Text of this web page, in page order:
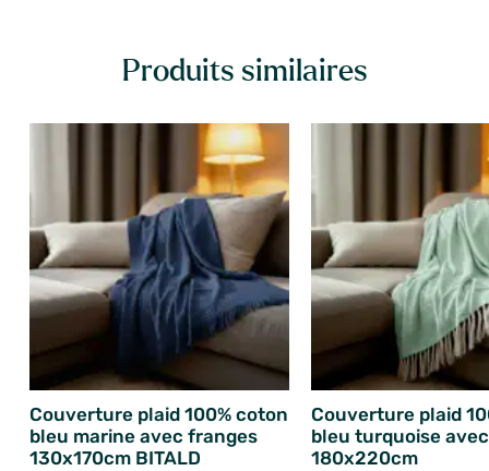
Produits similaires
Couverture plaid 100% coton
bleu marine avec franges
130x170cm BITALD
Couverture plaid
bleu turquoise
180x220cm